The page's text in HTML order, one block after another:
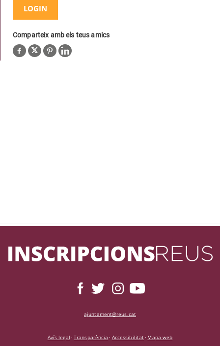
LOGIN
Comparteix amb els teus amics
ajuntament@reus.cat
Avís legal ·Transparència · Accessibilitat· Mapa web